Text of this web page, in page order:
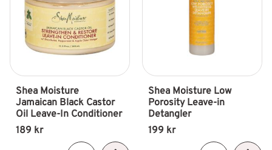
Shea Moisture
Jamaican Black Castor
Oil Leave-In Conditioner
189 kr
Shea Moisture Low
Porosity Leave-in
Detangler
199 kr